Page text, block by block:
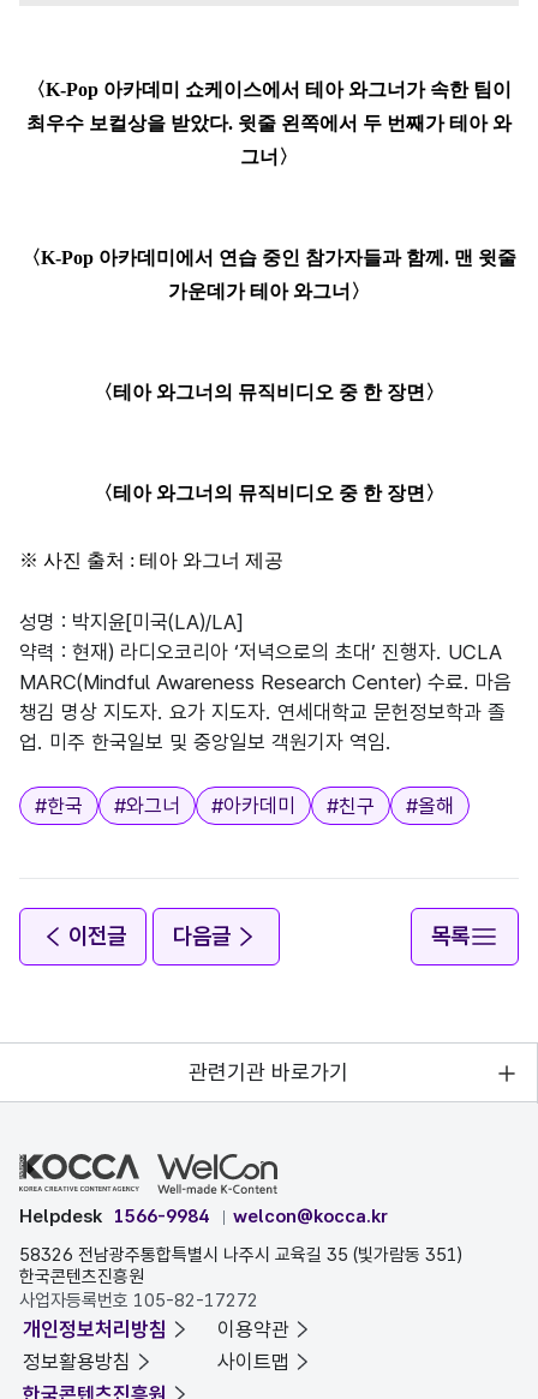
〈K-Pop 아카데미 쇼케이스에서 테아 와그너가 속한 팀이
최우수 보컬상을 받았다. 윗줄 왼쪽에서 두 번째가 테아 와
그너 〉
〈K-Pop 아카데미에서 연습 중인 참가자들과 함께 . 맨 윗줄
가운데가 테아 와그너 〉
〈테아 와그너의 뮤직비디오 중 한 장면 〉
〈테아 와그너의 뮤직비디오 중 한 장면 〉
※ 사진 출처 : 테아 와그너 제공
성명 : 박지윤[미국(LA)/LA]
약력 : 현재) 라디오코리아 ‘저녁으로의 초대’ 진행자. UCLA
MARC(Mindful Awareness Research Center) 수료. 마음
챙김 명상 지도자. 요가 지도자. 연세대학교 문헌정보학과 졸
업. 미주 한국일보 및 중앙일보 객원기자 역임.
태그
#한국 #와그너 #아카데미 #친구 #올해
이전글 다음글 목록
관련기관 바로가기
Helpdesk 1566-9984
welcon@kocca.kr
58326 전남광주통합특별시 나주시 교육길 35 (빛가람동 351)
한국콘텐츠진흥원
사업자등록번호 105-82-17272
개인정보처리방침
이용약관
정보활용방침
사이트맵
한국콘텐츠진흥원